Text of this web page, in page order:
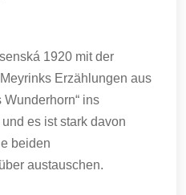
1920 mit der
Erzählungen aus
ins
es ist stark davon
beiden
austauschen.